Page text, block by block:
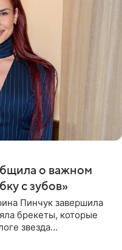
о важном
с зубов»
Пинчук завершила
брекеты, которые
звезда